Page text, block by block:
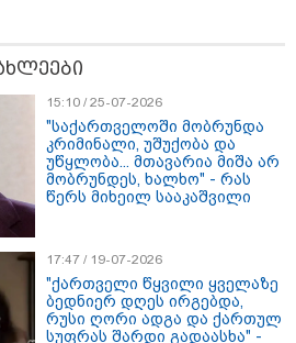
თბილისი - ანტალია 696.80
ლარიდან
თბილისი - ჰერაკლიონი 1778.80
ლარიდან
15:10 / 25-07-2026
"საქართველოში მობრუნდა
კრიმინალი, უშუქობა და
უწყლობა... მთავარია მიშა არ
მობრუნდეს, ხალხო" - რას
წერს მიხეილ სააკაშვილი
17:47 / 19-07-2026
"ქართველი წყვილი ყველაზე
ბედნიერ დღეს ირგებდა,
რუსი ღორი ადგა და ქართულ
სუფრას შარდი გადაასხა" -